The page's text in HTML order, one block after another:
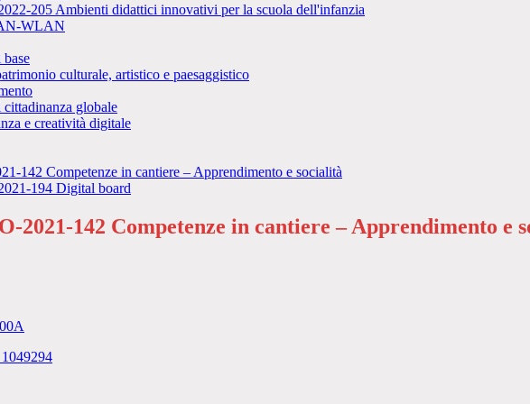
205 Ambienti didattici innovativi per la scuola dell'infanzia
WLAN
culturale, artistico e paesaggistico
cittadinanza globale
e creatività digitale
142 Competenze in cantiere – Apprendimento e socialità
194 Digital board
2021-142 Competenze in cantiere – Apprendimento e